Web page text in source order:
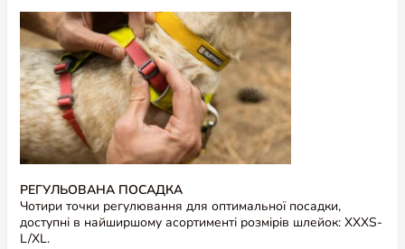
РЕГУЛЬОВАНА ПОСАДКА
Чотири точки регулювання для оптимальної посадки,
доступні в найширшому асортименті розмірів шлейок: XXXS-
L/XL.
Залишити перший відгук
Альтернативні товари